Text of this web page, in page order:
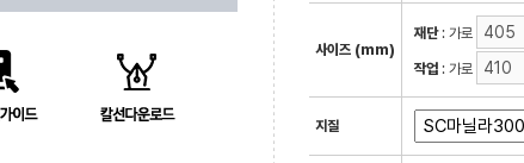
사이즈 (mm)
재단: 가로
작업: 가로
지질